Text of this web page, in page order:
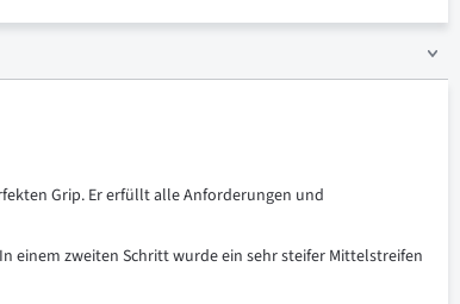
Grip. Er erfüllt alle Anforderungen und
einem zweiten Schritt wurde ein sehr steifer Mittelstreifen